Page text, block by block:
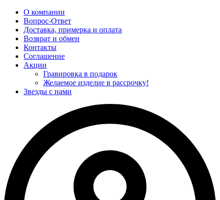
О компании
Вопрос-Ответ
Доставка, примерка и оплата
Возврат и обмен
Контакты
Соглашение
Акции
Гравировка в подарок
Желаемое изделие в рассрочку!
Звезды с нами